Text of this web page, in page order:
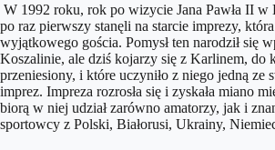
W 1992 roku, rok po wizycie Jana Pawła II w
po raz pierwszy stanęli na starcie imprezy, która
wyjątkowego gościa. Pomysł ten narodził się
Koszalinie, ale dziś kojarzy się z Karlinem, do
przeniesiony, i które uczyniło z niego jedną ze
imprez. Impreza rozrosła się i zyskała miano
biorą w niej udział zarówno amatorzy, jak i
sportowcy z Polski, Białorusi, Ukrainy,